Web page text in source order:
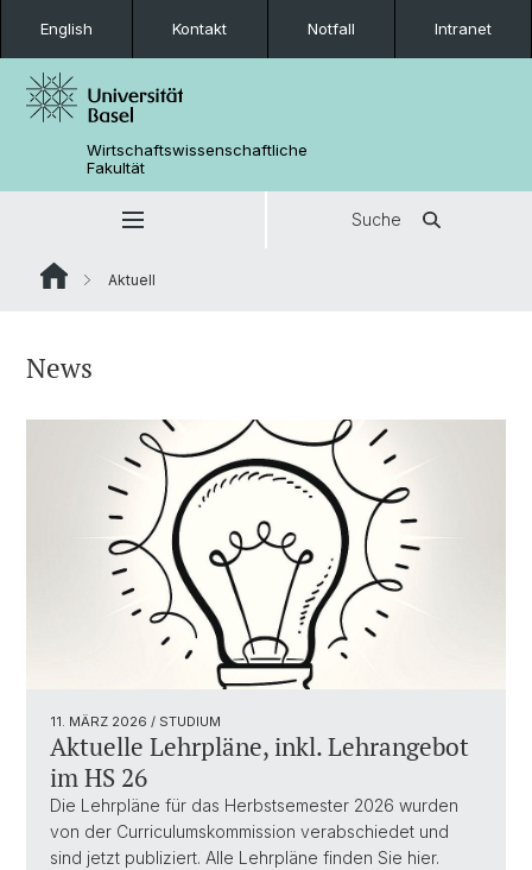
English Kontakt Notfall Intranet
Wirtschaftswissenschaftliche
Fakultät
Suche
Aktuell
News
11. MÄRZ 2026 / STUDIUM
Aktuelle Lehrpläne, inkl. Lehrangebot
im HS 26
Die Lehrpläne für das Herbstsemester 2026 wurden
von der Curriculumskommission verabschiedet und
sind jetzt publiziert. Alle Lehrpläne finden Sie hier.